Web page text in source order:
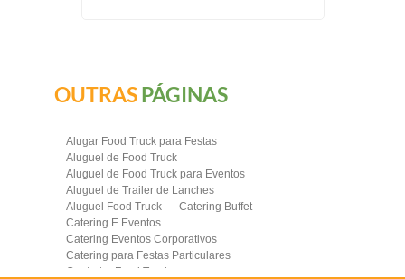
OUTRASPÁGINAS
Alugar Food Truck para Festas
Aluguel de Food Truck
Aluguel de Food Truck para Eventos
Aluguel de Trailer de Lanches
Aluguel Food Truck
Catering Buffet
Catering E Eventos
Catering Eventos Corporativos
Catering para Festas Particulares
Contratar Food Truck